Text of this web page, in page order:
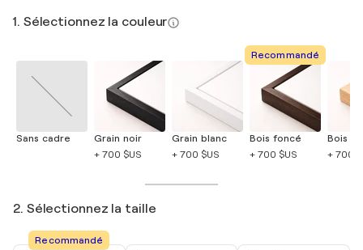
1. Sélectionnez la couleur
Sans cadre
Grain noir
+ 700 $US
Grain blanc
+ 700 $US
Recommandé
Bois foncé
+ 700 $US
Bois
+ 700
2. Sélectionnez la taille
Recommandé